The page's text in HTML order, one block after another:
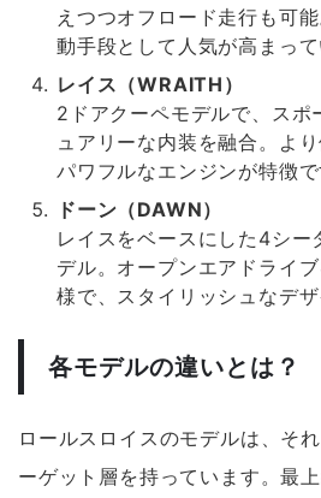
えつつオフロード走行も可
動手段として人気が高まって
レイス（WRAITH）
2ドアクーペモデルで、スポ
ュアリーな内装を融合。よ
パワフルなエンジンが特徴で
ドーン（DAWN）
レイスをベースにした4シー
デル。オープンエアドライ
様で、スタイリッシュなデザ
各モデルの違いとは？
ロールスロイスのモデルは、そ
ーゲット層を持っています。最